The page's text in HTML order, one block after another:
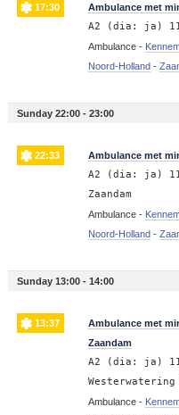
17:30 Ambulance met
A2 (dia: ja)
Ambulance -
Noord-Holland -
Sunday 22:00 - 23:00
22:33 Ambulance met
A2 (dia: ja)
Zaandam
Ambulance -
Noord-Holland -
Sunday 13:00 - 14:00
13:37
Ambulance met
Zaandam
A2 (dia: ja)
Westerwatering
Ambulance -